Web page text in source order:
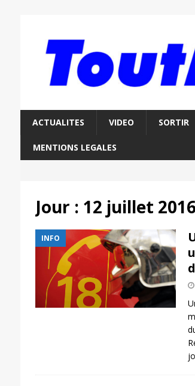
ACTUALITES VIDEO SORTIR
MENTIONS LEGALES
Jour : 12 juillet
INFO